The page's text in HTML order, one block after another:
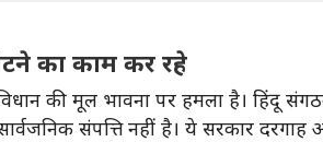
का काम कर रहे
की मूल भावना पर हमला है। हिंदू
संपत्ति नहीं है। ये सरकार